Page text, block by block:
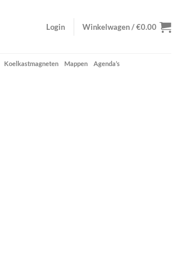
Login Winkelwagen /€0.00
Koelkastmagneten Mappen Agenda’s